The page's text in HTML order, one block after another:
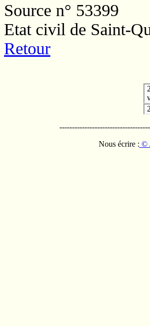
Source n° 53399
Etat civil de Saint-
Retour
Nous écrire : ©